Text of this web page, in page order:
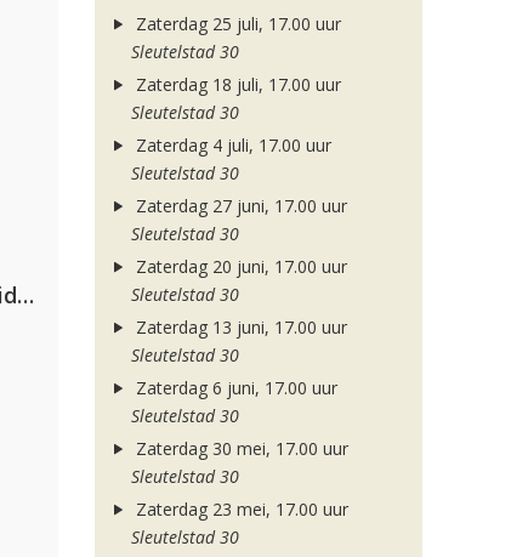
Clean Bandit, Anne-Marie & David Guetta
Zaterdag 25 juli, 17.00 uur
Sleutelstad 30
Zaterdag 18 juli, 17.00 uur
Sleutelstad 30
Zaterdag 4 juli, 17.00 uur
Sleutelstad 30
Zaterdag 27 juni, 17.00 uur
Sleutelstad 30
Zaterdag 20 juni, 17.00 uur
Sleutelstad 30
Zaterdag 13 juni, 17.00 uur
Sleutelstad 30
Zaterdag 6 juni, 17.00 uur
Sleutelstad 30
Zaterdag 30 mei, 17.00 uur
Sleutelstad 30
Zaterdag 23 mei, 17.00 uur
Sleutelstad 30